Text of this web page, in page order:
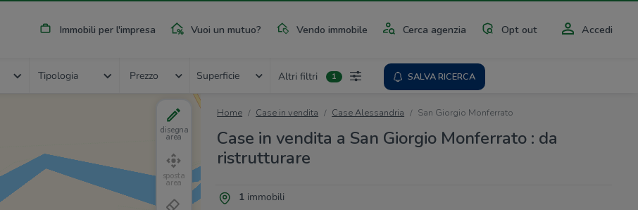
Immobili per l'impresa Vuoi un mutuo? Vendo immobile Cerca agenzia Opt out Accedi
Tipologia Prezzo Superficie Altri filtri 1 SALVA RICERCA
Home Case in vendita Case Alessandria San Giorgio Monferrato
Case in vendita a San Giorgio Monferrato : da
ristrutturare
1immobili
disegna
area
sposta
area